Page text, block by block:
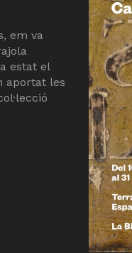
em va
estat el
aportat les